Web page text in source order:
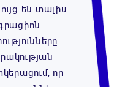
են տալիս
որ